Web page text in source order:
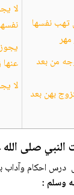
تهب نفسها
من بعد
بهن بعد
لا
لا
صلى
احكام وآداب
وسلم :